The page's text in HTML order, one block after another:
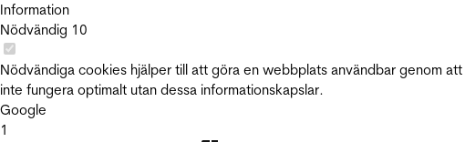
Information
Nödvändig 10
Nödvändiga cookies hjälper till att göra en webbplats användbar genom
inte fungera optimalt utan dessa informationskapslar.
Google
1